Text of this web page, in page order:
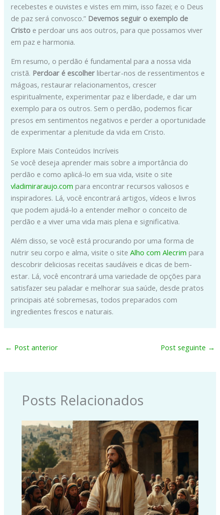
recebestes e ouvistes e vistes em mim, isso fazei; e o Deus
de paz será convosco.” Devemos seguir o exemplo de
Cristo e perdoar uns aos outros, para que possamos viver
em paz e harmonia.
Em resumo, o perdão é fundamental para a nossa vida
cristã. Perdoar é escolher libertar-nos de ressentimentos e
mágoas, restaurar relacionamentos, crescer
espiritualmente, experimentar paz e liberdade, e dar um
exemplo para os outros. Sem o perdão, podemos ficar
presos em sentimentos negativos e perder a oportunidade
de experimentar a plenitude da vida em Cristo.
Explore Mais Conteúdos Incríveis
Se você deseja aprender mais sobre a importância do
perdão e como aplicá-lo em sua vida, visite o site
vladimiraraujo.com para encontrar recursos valiosos e
inspiradores. Lá, você encontrará artigos, vídeos e livros
que podem ajudá-lo a entender melhor o conceito de
perdão e a viver uma vida mais plena e significativa.
Além disso, se você está procurando por uma forma de
nutrir seu corpo e alma, visite o siteAlho com Alecrim para
descobrir deliciosas receitas saudáveis e dicas de bem-
estar. Lá, você encontrará uma variedade de opções para
satisfazer seu paladar e melhorar sua saúde, desde pratos
principais até sobremesas, todos preparados com
ingredientes frescos e naturais.
← Post anterior Post seguinte →
Posts Relacionados